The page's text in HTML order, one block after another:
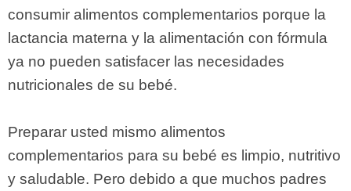
consumir alimentos complementarios porque la
lactancia materna y la alimentación con fórmula
ya no pueden satisfacer las necesidades
nutricionales de su bebé.
Preparar usted mismo alimentos
complementarios para su bebé es limpio, nutritivo
y saludable. Pero debido a que muchos padres